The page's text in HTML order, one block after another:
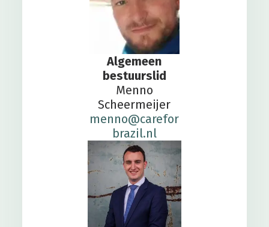
Algemeen
bestuurslid
Menno
Scheermeijer
menno@carefor
brazil.nl